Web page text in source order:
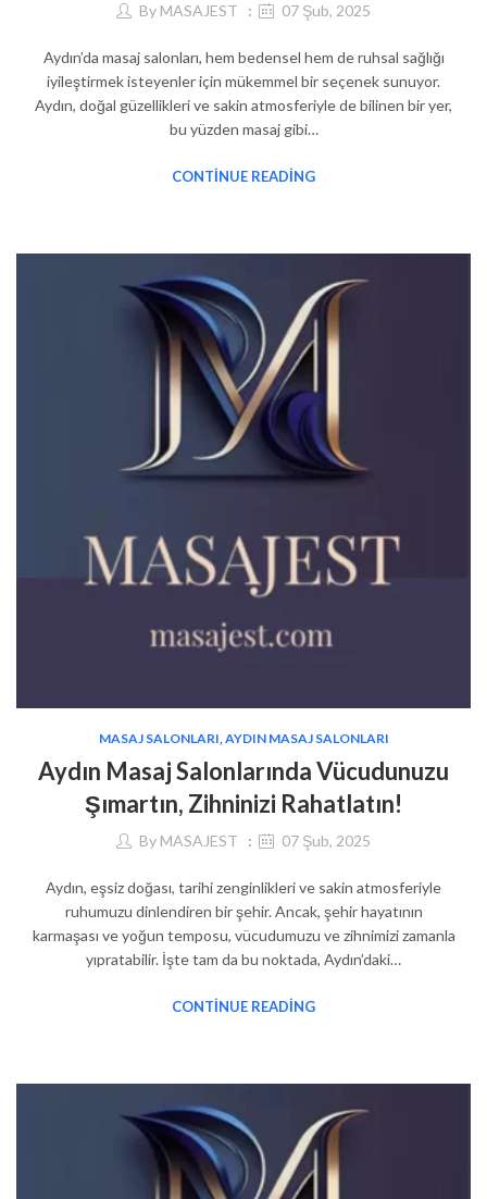
By MASAJEST 07 Şub, 2025
Aydın’da masaj salonları, hem bedensel hem de ruhsal sağlığı
iyileştirmek isteyenler için mükemmel bir seçenek sunuyor.
Aydın, doğal güzellikleri ve sakin atmosferiyle de bilinen bir yer,
bu yüzden masaj gibi…
CONTINUE READING
MASAJ SALONLARI,AYDIN MASAJ SALONLARI
Aydın Masaj Salonlarında Vücudunuzu
Şımartın, Zihninizi Rahatlatın!
By MASAJEST 07 Şub, 2025
Aydın, eşsiz doğası, tarihi zenginlikleri ve sakin atmosferiyle
ruhumuzu dinlendiren bir şehir. Ancak, şehir hayatının
karmaşası ve yoğun temposu, vücudumuzu ve zihnimizi zamanla
yıpratabilir. İşte tam da bu noktada, Aydın’daki…
CONTINUE READING